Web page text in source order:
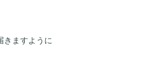
きますように